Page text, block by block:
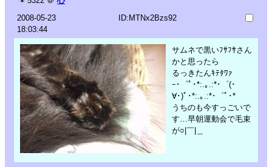
2008-05-23
18:03:44
ID:MTNx2Bzs92
サムネで黒いﾌｻﾌｻさん
かと思ったら
るっきたんｷﾃﾀﾜｧ
ｰ･゜ﾟ･*:.｡.:*･゜(･
∀･)ﾟ･*:.｡.:*･゜ﾟ･*
うちのも今すっごいで
す…早朝運動会で毛束
が○|￣|＿